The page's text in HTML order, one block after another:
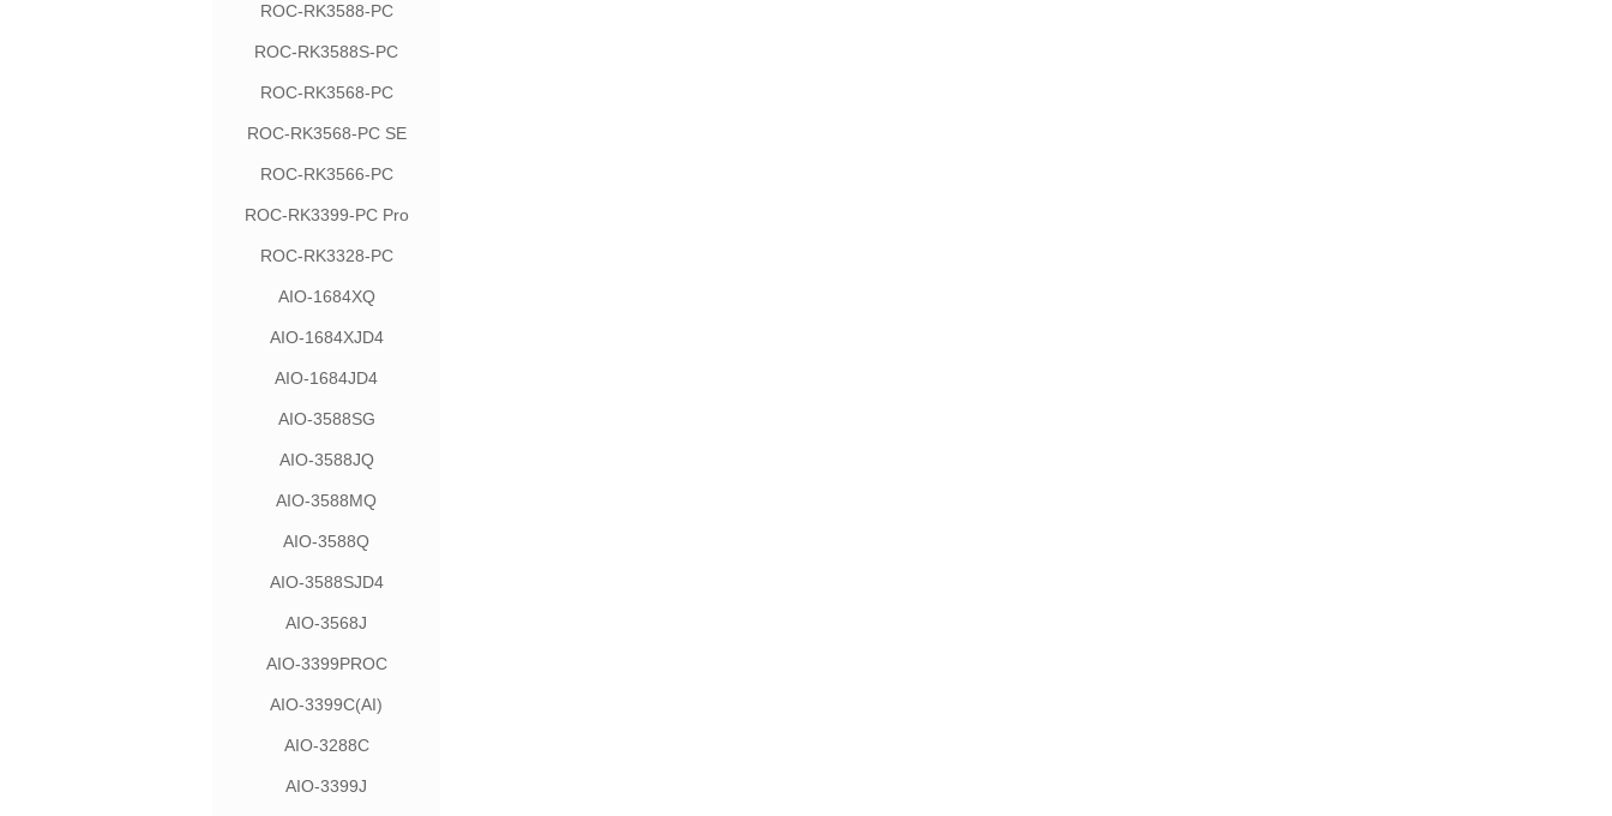
ROC-RK3588-PC
ROC-RK3588S-PC
ROC-RK3568-PC
ROC-RK3568-PC SE
ROC-RK3566-PC
ROC-RK3399-PC Pro
ROC-RK3328-PC
AIO-1684XQ
AIO-1684XJD4
AIO-1684JD4
AIO-3588SG
AIO-3588JQ
AIO-3588MQ
AIO-3588Q
AIO-3588SJD4
AIO-3568J
AIO-3399PROC
AIO-3399C(AI)
AIO-3288C
AIO-3399J